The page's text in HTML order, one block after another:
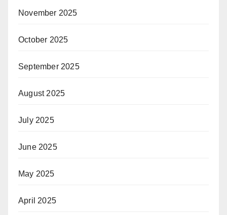
November 2025
October 2025
September 2025
August 2025
July 2025
June 2025
May 2025
April 2025